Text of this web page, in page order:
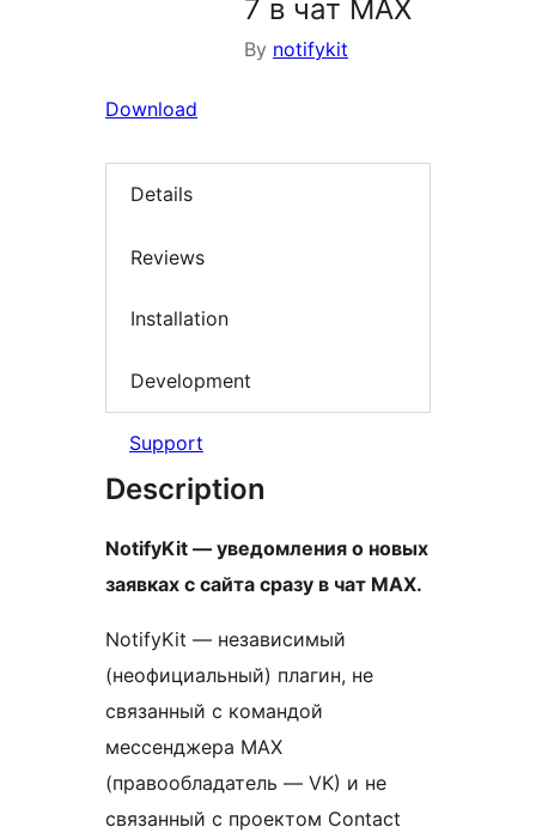
7 в чат MAX
By notifykit
Download
Details
Reviews
Installation
Development
Support
Description
NotifyKit — уведомления о новых
заявках с сайта сразу в чат MAX.
NotifyKit — независимый
(неофициальный) плагин, не
связанный с командой
мессенджера MAX
(правообладатель — VK) и не
связанный с проектом Contact